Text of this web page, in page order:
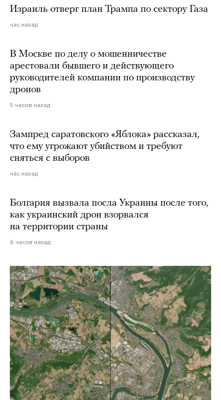
Израиль отверг план Трампа по сектору Газа
час назад
В Москве по делу о мошенничестве
арестовали бывшего и действующего
руководителей компании по производству
дронов
5 часов назад
Зампред саратовского «Яблока» рассказал,
что ему угрожают убийством и требуют
сняться с выборов
час назад
Болгария вызвала посла Украины после того,
как украинский дрон взорвался
на территории страны
6 часов назад